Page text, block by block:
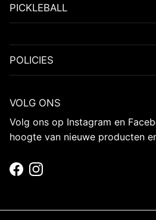
PICKLEBALL
POLICIES
VOLG ONS
Volg ons op Instagram en
hoogte van nieuwe producten
FacebookInstagram